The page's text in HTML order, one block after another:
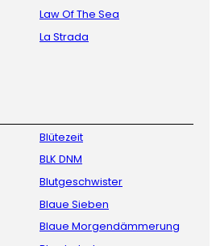
Law Of The Sea
La Strada
Blütezeit
BLK DNM
Blutgeschwister
Blaue Sieben
Blaue Morgendämmerung